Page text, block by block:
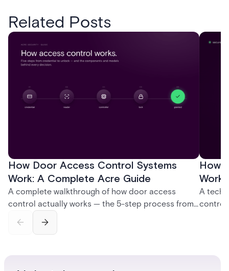
Related Posts
How Door Access Control Systems
Work: A Complete Acre Guide
A complete walkthrough of how door access
control actually works — the 5-step process from
and software components, and the access control
How
A
control